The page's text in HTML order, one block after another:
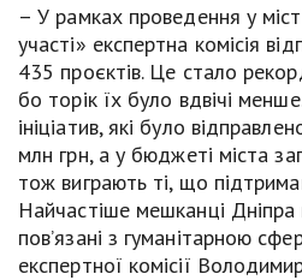
– У рамках проведення у
участі» експертна комісія
435 проєктів. Це стало
бо торік їх було вдвічі
ініціатив, які було
млн грн, а у бюджеті міста
тож виграють ті, що
Найчастіше мешканці
пов’язані з гуманітарною
експертної комісії